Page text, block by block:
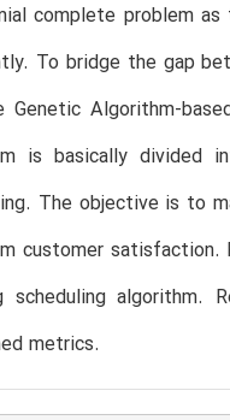
complete problem
To bridge the gap
Genetic Algorithm-
is basically divided
The objective is to
customer
scheduling algorithm.
metrics.